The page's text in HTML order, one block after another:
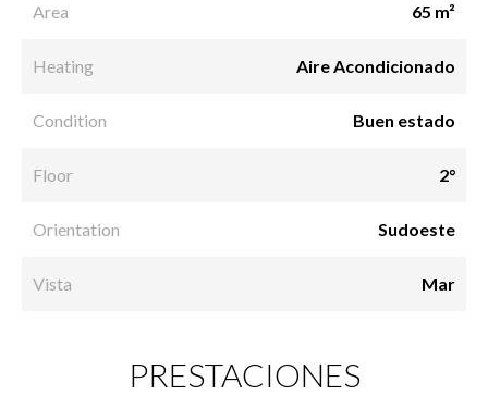
Area 65 m²
Heating Aire Acondicionado
Condition Buen estado
Floor 2°
Orientation Sudoeste
Vista Mar
PRESTACIONES